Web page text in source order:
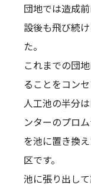
団地では造成
設後も飛び続
た。
これまでの団
ることをコン
人工池の半分
ンターのプロ
を池に置き換
区です。
池に張り出し